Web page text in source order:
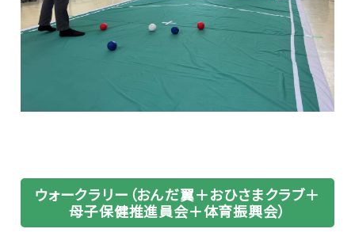
ウォークラリー（おんだ翼＋おひさまクラブ＋
母子保健推進員会＋体育振興会）